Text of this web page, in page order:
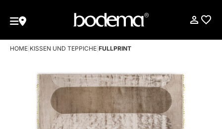
HOME KISSEN UND TEPPICHE FULLPRINT